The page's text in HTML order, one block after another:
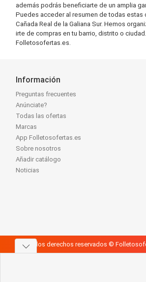
además podrás beneficiarte de un amplia
Puedes acceder al resumen de todas
Cañada Real de la Galiana Sur. Hemos
irte de compras en tu barrio, distrito o
Folletosofertas.es.
Información
Preguntas frecuentes
Anúnciate?
Todas las ofertas
Marcas
App Folletosofertas.es
Sobre nosotros
Añadir catálogo
Noticias
Todos los derechos reservados ©